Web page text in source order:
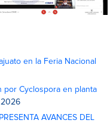
en la Feria Nacional
por Cyclospora en planta
2026
AVANCES DEL